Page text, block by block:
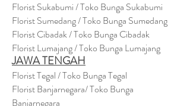
Florist Sukabumi / Toko Bunga Sukabumi
Florist Sumedang / Toko Bunga Sumedang
Florist Cibadak / Toko Bunga Cibadak
Florist Lumajang / Toko Bunga Lumajang
JAWA TENGAH
Florist Tegal / Toko Bunga Tegal
Florist Banjarnegara/ Toko Bunga
Banjarnegara